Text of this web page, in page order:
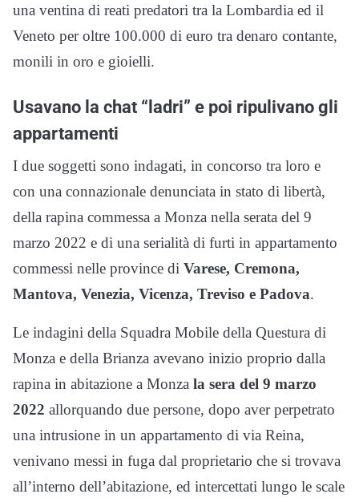
una ventina di reati predatori tra la Lombardia ed il
Veneto per oltre 100.000 di euro tra denaro contante,
monili in oro e gioielli.
Usavano la chat “ladri” e poi ripulivano gli
appartamenti
I due soggetti sono indagati, in concorso tra loro e
con una connazionale denunciata in stato di libertà,
della rapina commessa a Monza nella serata del 9
marzo 2022 e di una serialità di furti in appartamento
commessi nelle province di Varese, Cremona,
Mantova, Venezia, Vicenza, Treviso e Padova.
Le indagini della Squadra Mobile della Questura di
Monza e della Brianza avevano inizio proprio dalla
rapina in abitazione a Monza la sera del 9 marzo
2022 allorquando due persone, dopo aver perpetrato
una intrusione in un appartamento di via Reina,
venivano messi in fuga dal proprietario che si trovava
all’interno dell’abitazione, ed intercettati lungo le scale